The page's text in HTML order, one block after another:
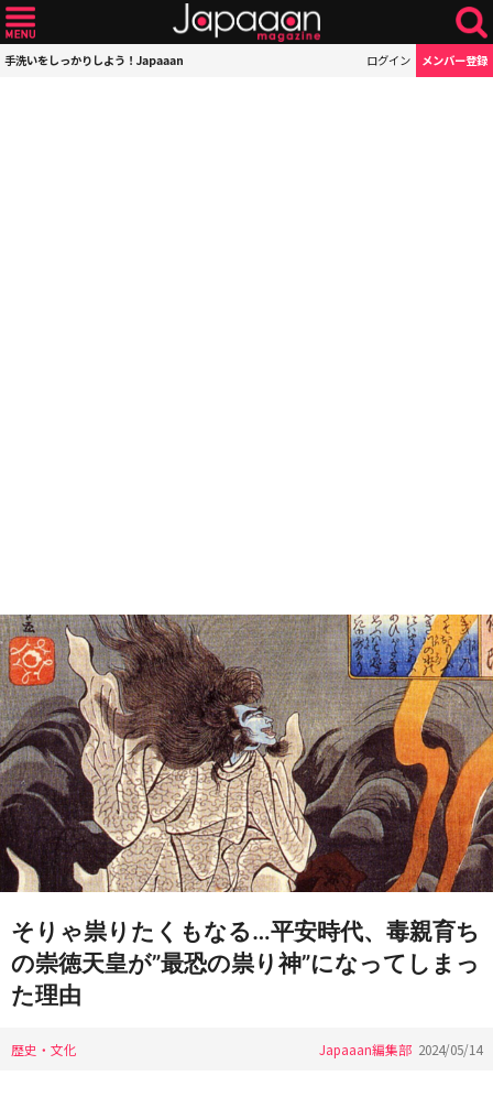
手洗いをしっかりしよう！Japaaan ログイン メンバー登録
そりゃ祟りたくもなる…平安時代、毒親育ち
の崇徳天皇が”最恐の祟り神”になってしまっ
た理由
歴史・文化 Japaaan編集部 2024/05/14